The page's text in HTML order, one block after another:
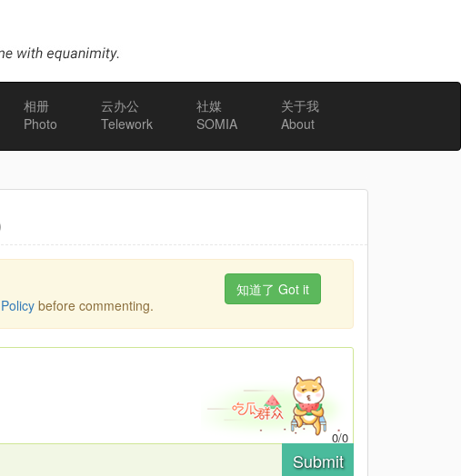
相册
Photo
云办公
Telework
社媒
SOMIA
关于我
About
知道了 Got it
before commenting.
0/0
Submit